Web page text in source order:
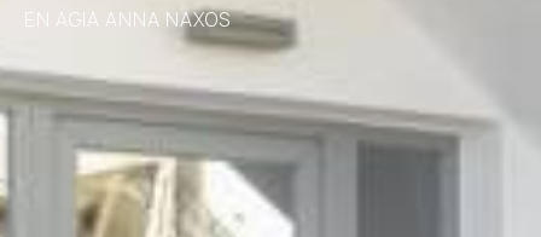
EN AGIA ANNA NAXOS